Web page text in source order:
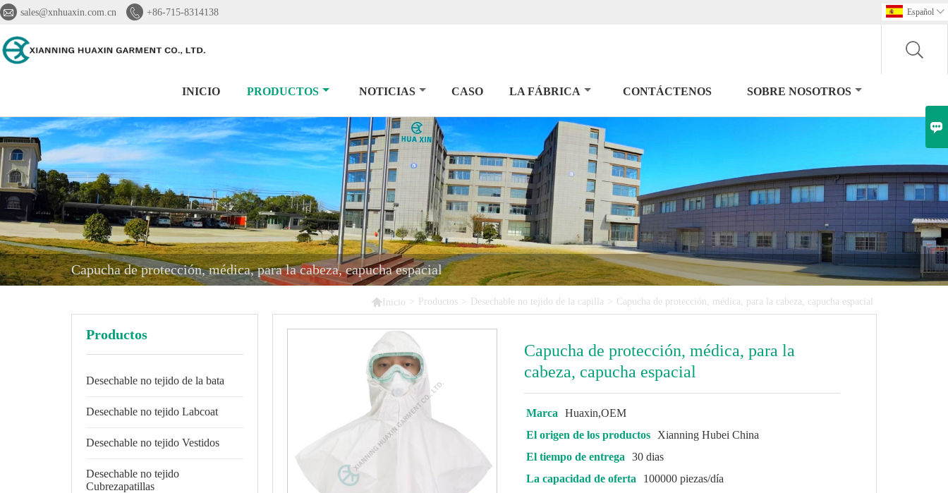
 sales@xnhuaxin.com.cn  +86-715-8314138 Español 
INICIO PRODUCTOS NOTICIAS CASO LA FÁBRICA CONTÁCTENOS SOBRE NOSOTROS
Capucha de protección, médica, para la cabeza, capucha espacial
 Inicio > Productos > Desechable no tejido de la capilla > Capucha de protección, médica, para la cabeza, capucha espacial
Productos
Desechable no tejido de la bata
Desechable no tejido Labcoat
Desechable no tejido Vestidos
Desechable no tejido
Cubrezapatillas
Capucha de protección, médica, para la
cabeza, capucha espacial
Marca
Huaxin,OEM
El origen de los productos
Xianning Hubei China
El tiempo de entrega
30 dias
La capacidad de oferta
100000 piezas/día
